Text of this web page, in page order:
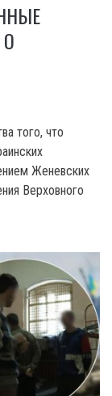
того, что
Женевских
Верховного